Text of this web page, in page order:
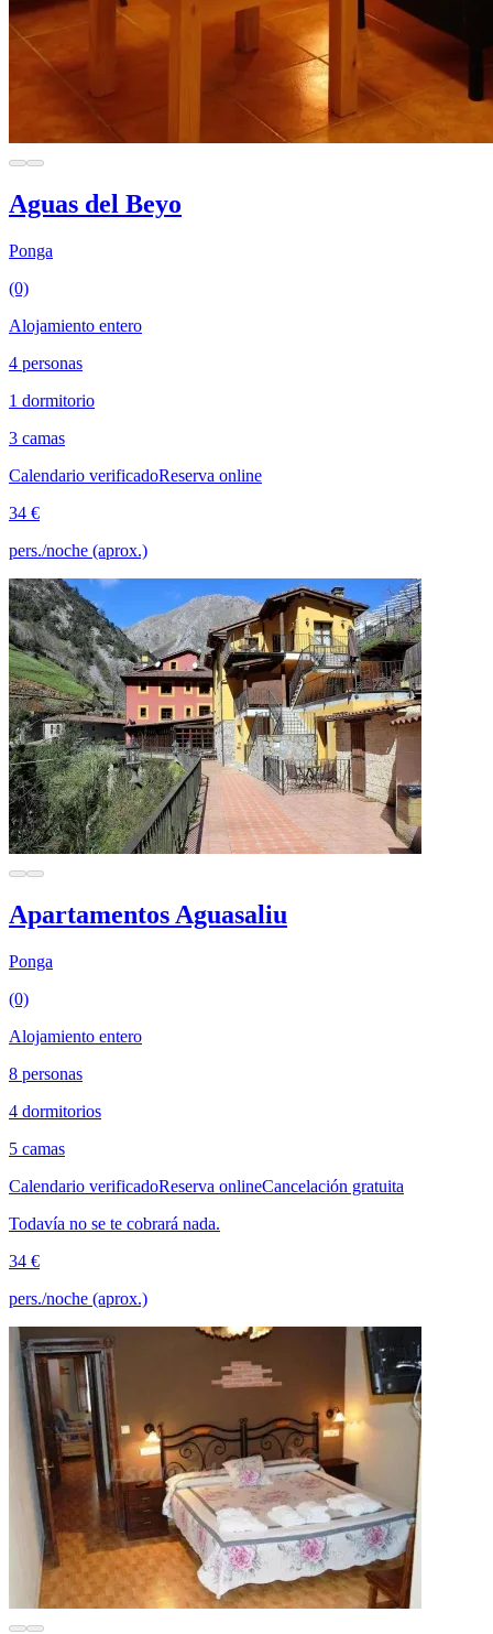
Aguas del Beyo
Ponga
(0)
Alojamiento entero
4 personas
1 dormitorio
3 camas
Calendario verificadoReserva online
34 €
pers./noche (aprox.)
Apartamentos Aguasaliu
Ponga
(0)
Alojamiento entero
8 personas
4 dormitorios
5 camas
Calendario verificadoReserva onlineCancelación gratuita
Todavía no se te cobrará nada.
34 €
pers./noche (aprox.)